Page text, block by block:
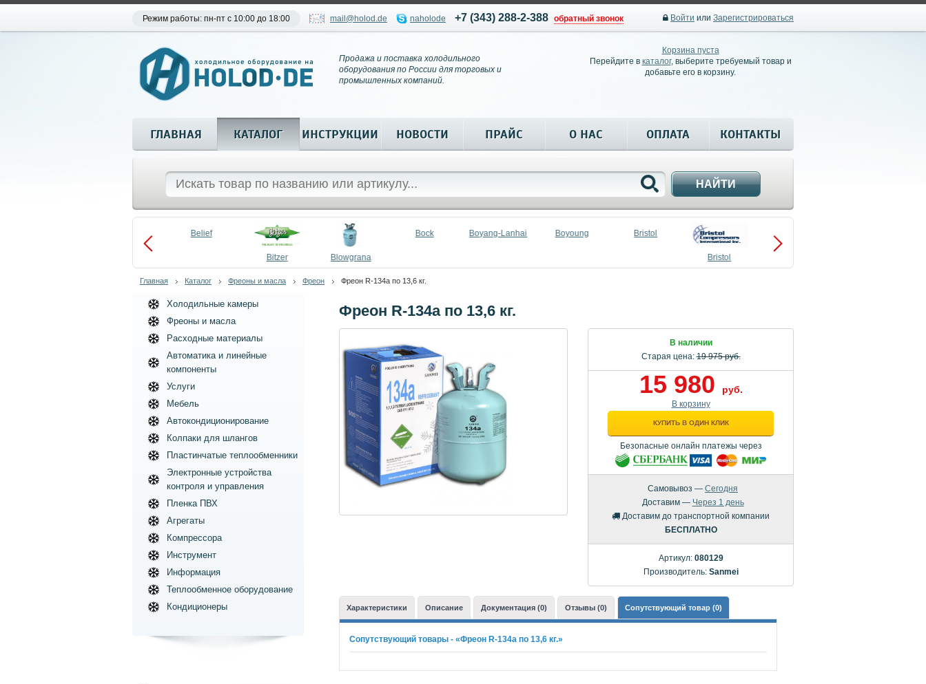
Режим работы: пн-пт с 10:00 до 18:00 mail@holod.de naholode +7 (343) 288-2-388 обратный звонок Войти или Зарегистрироваться
Продажа и поставка холодильного
оборудования по России для торговых и
промышленных компаний.
Корзина пуста
Перейдите в каталог, выберите требуемый товар и
добавьте его в корзину.
ГЛАВНАЯ КАТАЛОГ ИНСТРУКЦИИ НОВОСТИ ПРАЙС О НАС ОПЛАТА КОНТАКТЫ
НАЙТИ
Belief
Bitzer Blowgrana
Bock Boyang-Lanhai Boyoung Bristol
Bristol
Compressors
Главная Каталог Фреоны и масла Фреон Фреон R-134a по 13,6 кг.
Фреон R-134a по 13,6 кг.
В наличии
Старая цена:19 975 руб.
15 980 руб.
В корзину
КУПИТЬ В ОДИН КЛИК
Безопасные онлайн платежы через
Самовывоз — Сегодня
Доставим — Через 1 день
Доставим до транспортной компании
БЕСПЛАТНО
Артикул: 080129
Производитель: Sanmei
Характеристики Описание Документация (0) Отзывы (0) Сопутствующий товар (0)
Сопутствующий товары - «Фреон R-134a по 13,6 кг.»
Холодильные камеры
Фреоны и масла
Расходные материалы
Автоматика и линейные
компоненты
Услуги
Мебель
Автокондиционирование
Колпаки для шлангов
Пластинчатые теплообменники
Электронные устройства
контроля и управления
Пленка ПВХ
Агрегаты
Компрессора
Инструмент
Информация
Теплообменное оборудование
Кондиционеры